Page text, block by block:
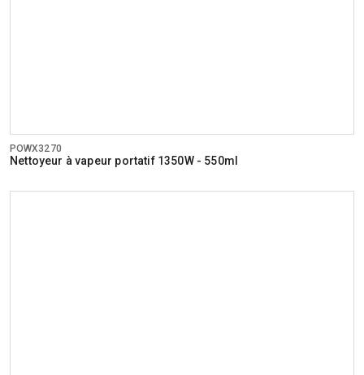
POWX3270
Nettoyeur à vapeur portatif 1350W - 550ml